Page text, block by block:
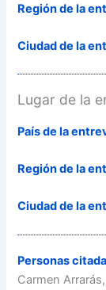
Región de la
Ciudad de la
Lugar de la
País de la
Región de la
Ciudad de la
Personas
Carmen